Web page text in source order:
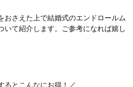
おさえた上で結婚式のエンドロールム
いて紹介します。ご参考になれば嬉し
るとこんなにお得！／